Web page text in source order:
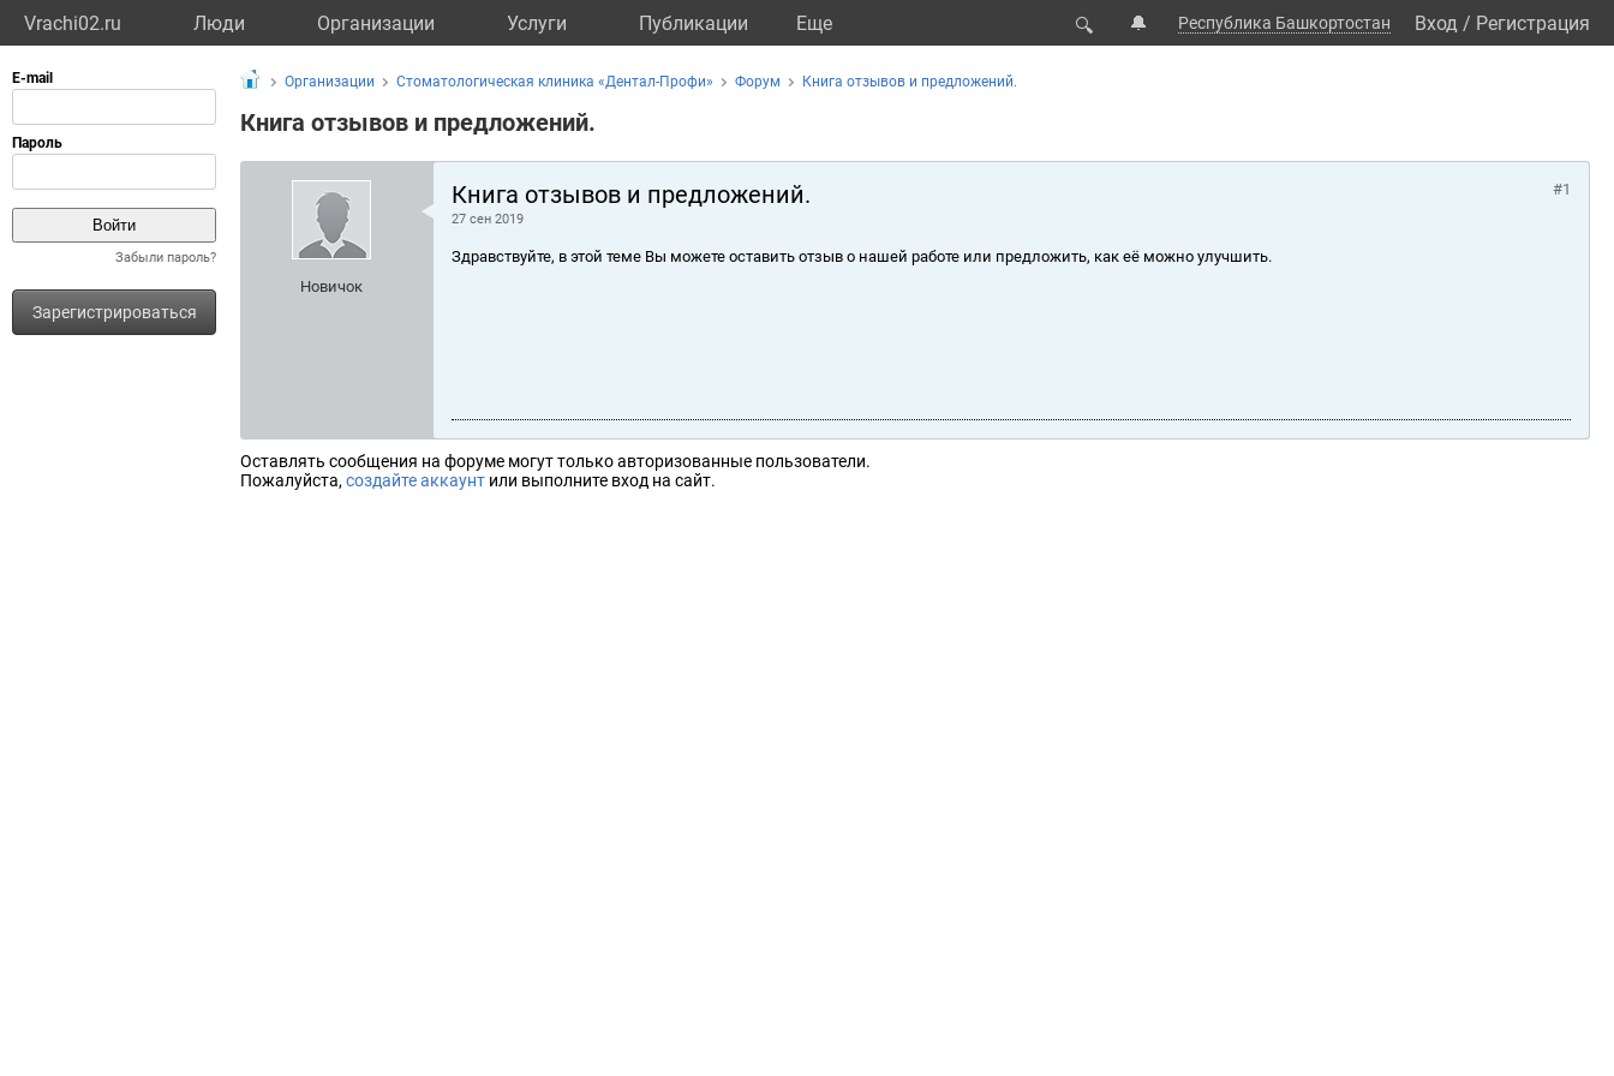
Vrachi02.ru Люди Организации Услуги Публикации Eще 🔍 🔔 Республика Башкортостан Вход / Регистрация
Забыли пароль?
Зарегистрироваться
Организации Стоматологическая клиника «Дентал-Профи» Форум Книга отзывов и предложений.
Книга отзывов и предложений.
Новичок
Книга отзывов и предложений.
27 сен 2019
#1
Здравствуйте, в этой теме Вы можете оставить отзыв о нашей работе или предложить, как её можно улучшить.
Оставлять сообщения на форуме могут только авторизованные пользователи.
Пожалуйста, создайте аккаунт или выполните вход на сайт.